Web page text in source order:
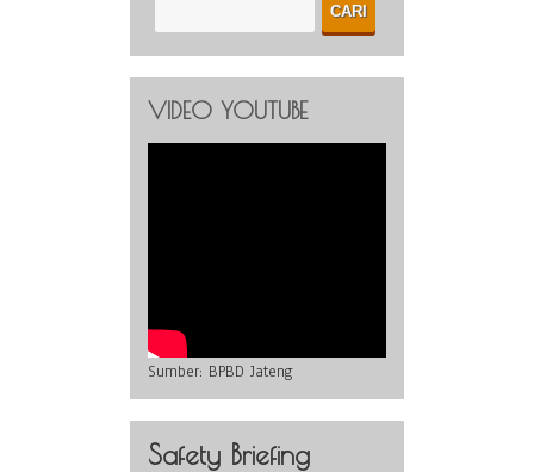
VIDEO YOUTUBE
Sumber: BPBD Jateng
Safety Briefing